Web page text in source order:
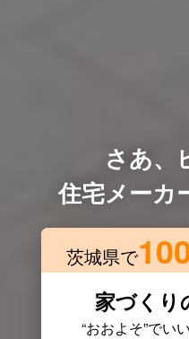
さあ、
住宅メーカ
茨城県で
家づくり
“おおよそ”でい